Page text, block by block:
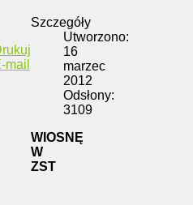
mail
Szczegóły
Utworzono:
16
marzec
2012
Odsłony:
3109
WIOSNĘ
W
ZST